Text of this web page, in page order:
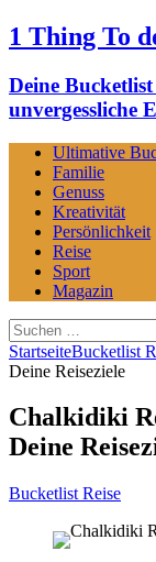
1 Thing To
Deine
unvergessliche
Ultimative
Familie
Genuss
Kreativität
Persönlichkeit
Reise
Sport
Magazin
Suchen
nach:
StartseiteBucketlist
Deine Reiseziele
Chalkidiki
Deine
Bucketlist Reise